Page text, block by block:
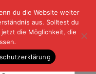
der Rest
|DATENSCHUTZ
du die Website weiter
aus. Solltest du
die Möglichkeit, die